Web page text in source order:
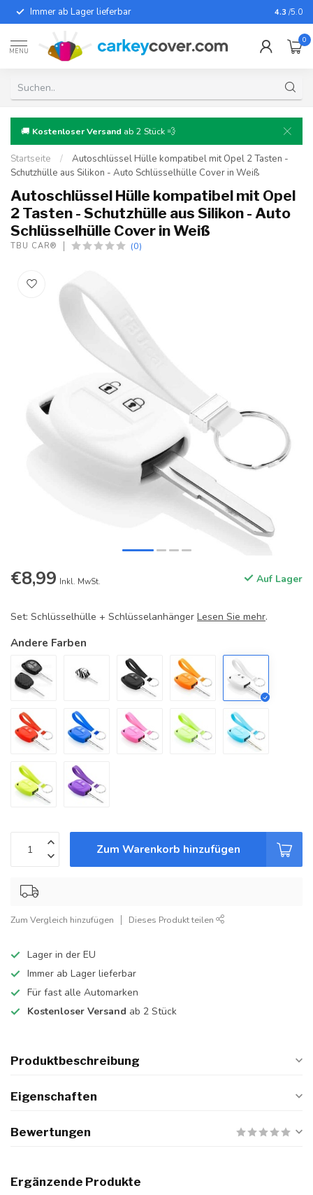
Immer ab Lager lieferbar Für fast
4.3 /5.0
MENU
0
🚚 Kostenloser Versand ab 2 Stück 💨
Startseite /
Autoschlüssel Hülle kompatibel mit Opel 2 Tasten -
Schutzhülle aus Silikon - Auto Schlüsselhülle Cover in Weiß
Autoschlüssel Hülle kompatibel mit Opel
2 Tasten - Schutzhülle aus Silikon - Auto
Schlüsselhülle Cover in Weiß
TBU CAR® (0)
€8,99 Inkl. MwSt. Auf Lager
Set: Schlüsselhülle + Schlüsselanhänger Lesen Sie mehr.
Andere Farben
Zum Warenkorb hinzufügen
Zum Vergleich hinzufügen Dieses Produkt teilen
Lager in der EU
Immer ab Lager lieferbar
Für fast alle Automarken
Kostenloser Versand ab 2 Stück
Produktbeschreibung
Eigenschaften
Bewertungen
Ergänzende Produkte